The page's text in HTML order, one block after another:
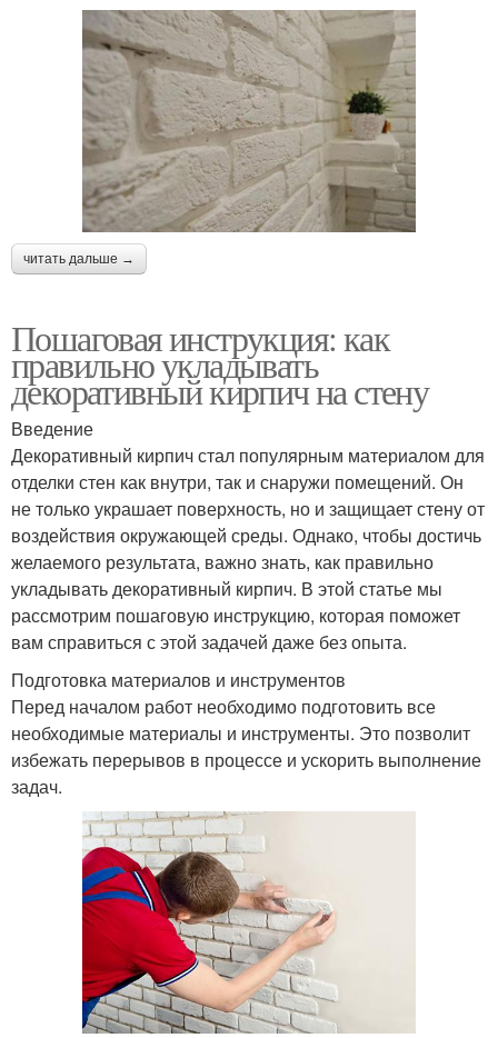
читать дальше →
Пошаговая инструкция: как
правильно укладывать
декоративный кирпич на стену
Введение
Декоративный кирпич стал популярным материалом для
отделки стен как внутри, так и снаружи помещений. Он
не только украшает поверхность, но и защищает стену от
воздействия окружающей среды. Однако, чтобы достичь
желаемого результата, важно знать, как правильно
укладывать декоративный кирпич. В этой статье мы
рассмотрим пошаговую инструкцию, которая поможет
вам справиться с этой задачей даже без опыта.
Подготовка материалов и инструментов
Перед началом работ необходимо подготовить все
необходимые материалы и инструменты. Это позволит
избежать перерывов в процессе и ускорить выполнение
задач.